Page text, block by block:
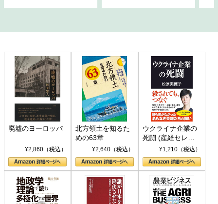
廃墟のヨーロッパ
¥2,860（税込）
北方領土を知るた
めの63章
¥2,640（税込）
ウクライナ企業の
死闘 (産経セレク
ト S 039)¥1,210（税込）